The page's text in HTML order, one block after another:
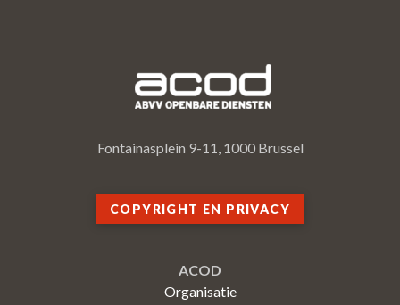
Fontainasplein 9-11, 1000 Brussel
COPYRIGHT EN PRIVACY
ACOD
Organisatie